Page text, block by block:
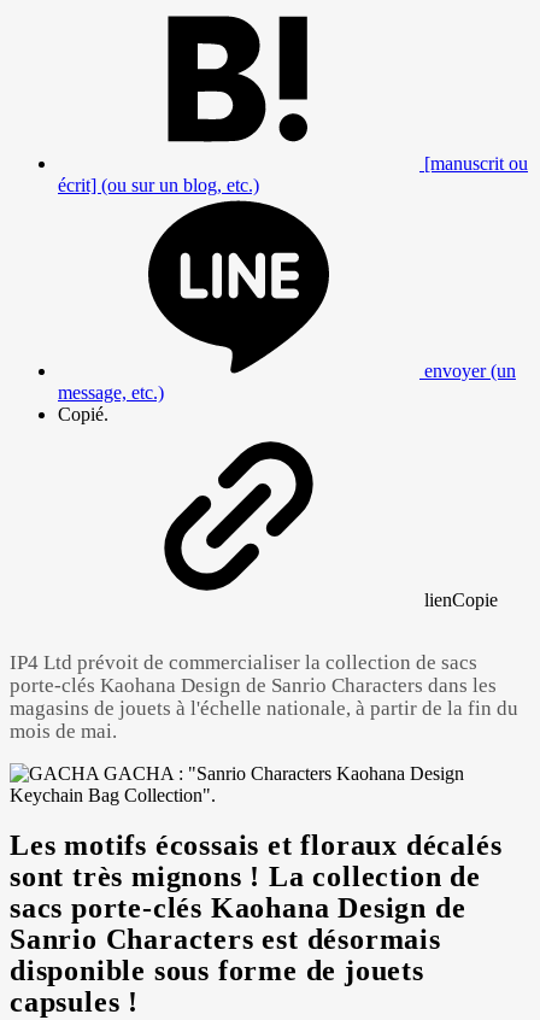
[manuscrit ou
écrit] (ou sur un blog, etc.)
envoyer (un
message, etc.)
Copié.
lienCopie
Powered by GliaStudios
IP4 Ltd prévoit de commercialiser la collection de sacs
porte-clés Kaohana Design de Sanrio Characters dans les
magasins de jouets à l'échelle nationale, à partir de la fin du
mois de mai.
Les motifs écossais et floraux décalés
sont très mignons ! La collection de
sacs porte-clés Kaohana Design de
Sanrio Characters est désormais
disponible sous forme de jouets
capsules !